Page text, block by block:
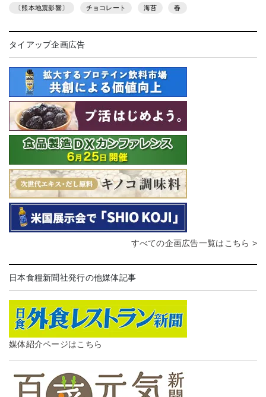
〔熊本地震影響〕 チョコレート 海苔 春
タイアップ企画広告
すべての企画広告一覧はこちら >
日本食糧新聞社発行の他媒体記事
媒体紹介ページはこちら